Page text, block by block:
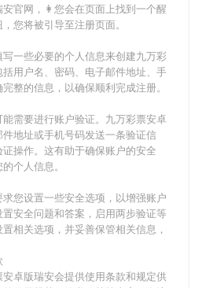
安官网，👩您会在页面上找到一个醒
您将被引导至注册页面。
一些必要的个人信息来创建九万彩
用户名、密码、电子邮件地址、手
整的信息，以确保顺利完成注册。
需要进行账户验证。 九万彩票安卓
地址或手机号码发送一条验证信
操作。这有助于确保账户的安全
个人信息。
求您设置一些安全选项，以增强账户
安全问题和答案，启用两步验证等
相关选项，并妥善保管相关信息，
安卓版瑞安会提供使用条款和规定供